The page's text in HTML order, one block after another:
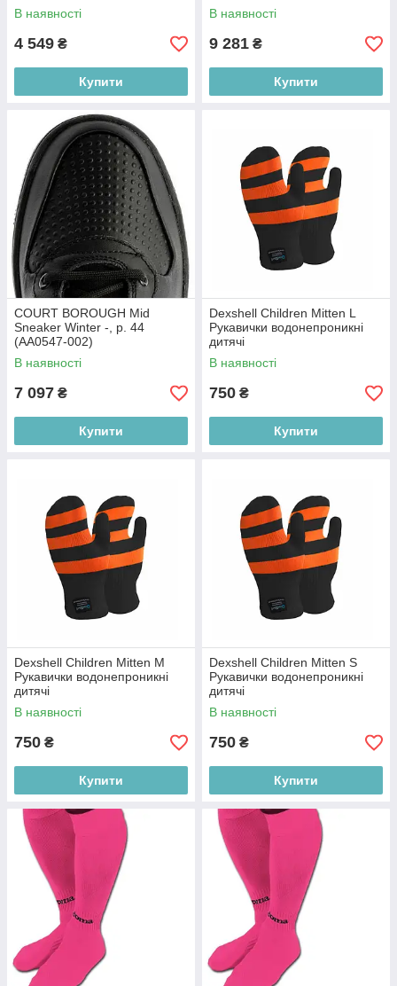
В наявності
4 549 ₴
Купити
В наявності
9 281 ₴
Купити
COURT BOROUGH Mid
Sneaker Winter -, р. 44
(AA0547-002)
В наявності
7 097 ₴
Купити
Dexshell Children Mitten L
Рукавички водонепроникні
дитячі
В наявності
750 ₴
Купити
Dexshell Children Mitten M
Рукавички водонепроникні
дитячі
В наявності
750 ₴
Купити
Dexshell Children Mitten S
Рукавички водонепроникні
дитячі
В наявності
750 ₴
Купити